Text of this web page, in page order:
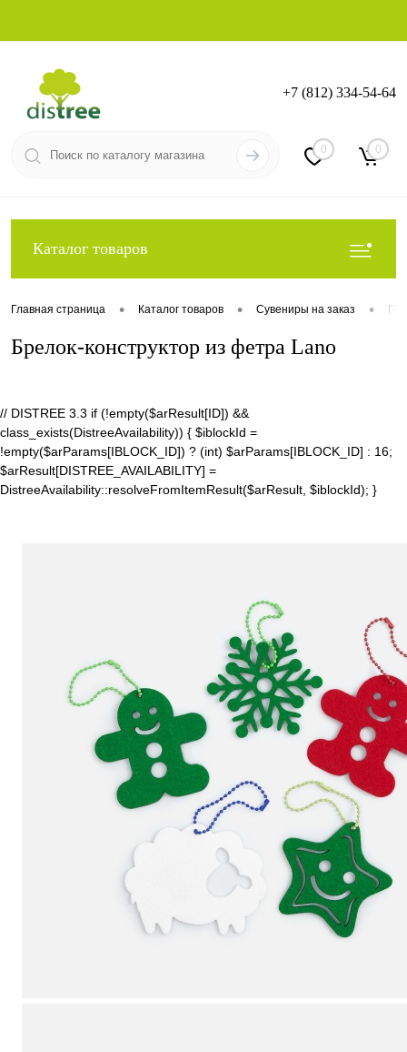
Вход Регистрация
+7 (812) 334-54-64
0 0
Каталог товаров
Главная страница • Каталог товаров • Сувениры на заказ •
Брелок-конструктор из фетра Lano
// DISTREE 3.3 if (!empty($arResult[ID]) &&
class_exists(DistreeAvailability)) { $iblockId =
!empty($arParams[IBLOCK_ID]) ? (int) $arParams[IBLOCK_ID] : 16;
$arResult[DISTREE_AVAILABILITY] =
DistreeAvailability::resolveFromItemResult($arResult, $iblockId); }